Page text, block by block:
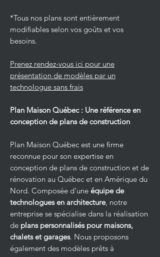
*Tous nos plans sont entièrement
modifiables selon vos goûts et vos
besoins.
Prenez rendez-vous ici pour une
présentation de modèles par un
technologue sans frais
Plan Maison Québec : Une référence en
conception de plans de construction
Plan Maison Québec est une firme
reconnue pour son expertise en
conception de plans de construction et de
rénovation au Québec et en Amérique du
Nord. Composée d'une équipe de
technologues en architecture, notre
entreprise se spécialise dans la réalisation
de plans personnalisés pour maisons,
chalets et garages. Nous proposons
également des modèles prêts à